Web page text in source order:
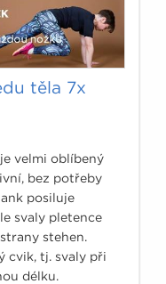
těla 7x
velmi oblíbený
bez potřeby
posiluje
svaly pletence
stehen.
cvik, tj. svaly při
délku.